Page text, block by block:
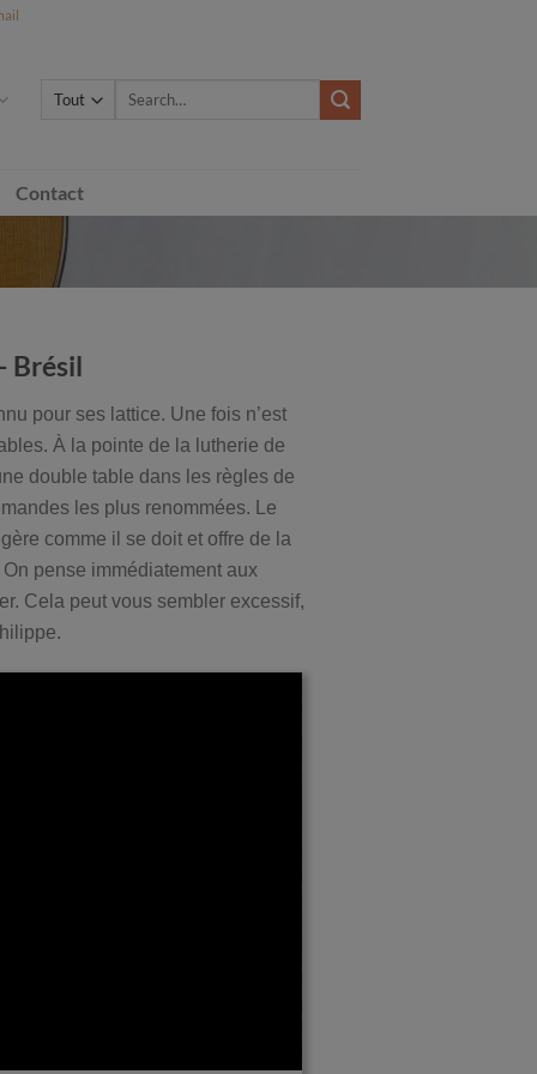
Search
Contact
Brésil
pour ses lattice. Une fois n’est
À la pointe de la lutherie de
double table dans les règles de
les plus renommées. Le
comme il se doit et offre de la
pense immédiatement aux
Cela peut vous sembler excessif,